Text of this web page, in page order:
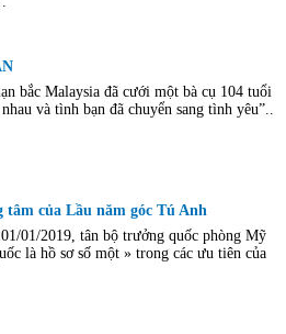
bắc Malaysia đã cưới một bà cụ 104 tuổi
và tình bạn đã chuyển sang tình yêu”..
của Lầu năm góc Tú Anh
01/2019, tân bộ trưởng quốc phòng Mỹ
là hồ sơ số một » trong các ưu tiên của